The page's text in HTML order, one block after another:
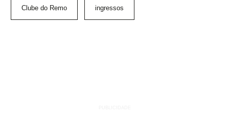
Clube do Remo ingressos